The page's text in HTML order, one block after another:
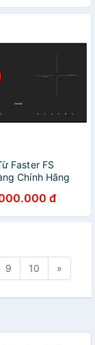
Faster FS
Chính Hãng
đ
9 10 »